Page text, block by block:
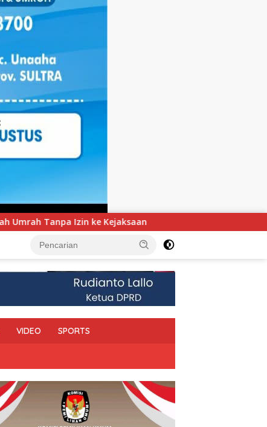
UNIMEN Tambah Delapan Program Studi Baru, Bidik
VIDEO SPORTS